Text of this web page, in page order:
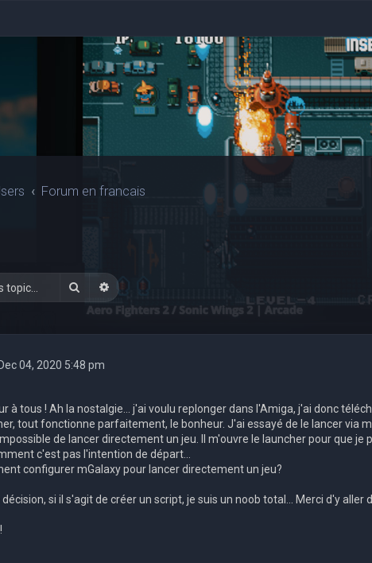
Forum en francais
Search Advanced search
04, 2020 5:48 pm
à tous ! Ah la nostalgie... j'ai voulu replonger dans l'Amiga, j'ai donc
tout fonctionne parfaitement, le bonheur. J'ai essayé de le lancer via
de lancer directement un jeu. Il m'ouvre le launcher pour que je
c'est pas l'intention de départ...
configurer mGalaxy pour lancer directement un jeu?
décision, si il s'agit de créer un script, je suis un noob total... Merci d'y aller